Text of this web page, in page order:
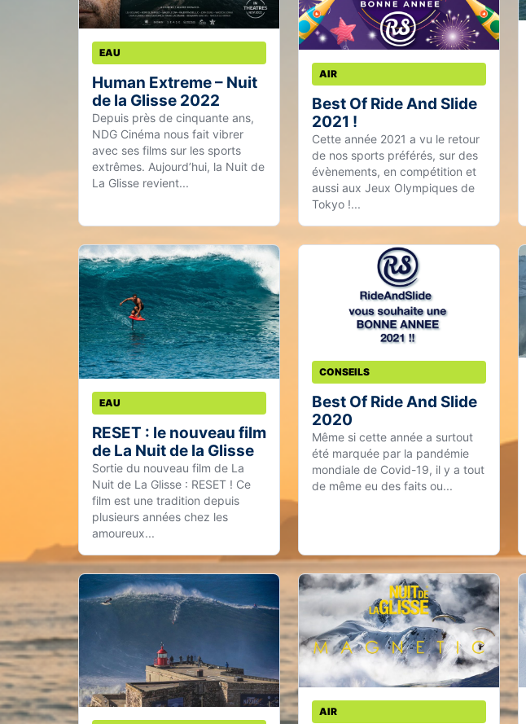
EAU
Human Extreme – Nuit
de la Glisse 2022
Depuis près de cinquante ans,
NDG Cinéma nous fait vibrer
avec ses films sur les sports
extrêmes. Aujourd’hui, la Nuit de
La Glisse revient...
AIR
Best Of Ride And Slide
2021 !
Cette année 2021 a vu le retour
de nos sports préférés, sur des
évènements, en compétition et
aussi aux Jeux Olympiques de
Tokyo !...
EAU
RESET : le nouveau film
de La Nuit de la Glisse
Sortie du nouveau film de La
Nuit de La Glisse : RESET ! Ce
film est une tradition depuis
plusieurs années chez les
amoureux...
CONSEILS
Best Of Ride And Slide
2020
Même si cette année a surtout
été marquée par la pandémie
mondiale de Covid-19, il y a tout
de même eu des faits ou...
AIR